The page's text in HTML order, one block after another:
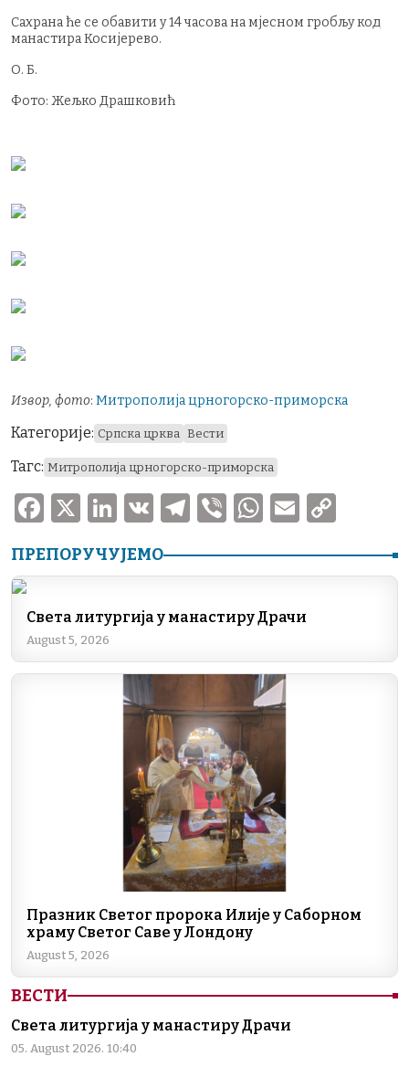
Сахрана ће се обавити у 14 часова на мјесном гробљу код
манастира Косијерево.
О. Б.
Фото: Жељко Драшковић
Извор, фото: Митрополија црногорско-приморска
Категорије: Српска црква Вести
Тагс: Митрополија црногорско-приморска
F
c
b
o
o
X
Li
k
dI
n
V
T
e
a
m
V
er
W
at
A
p
p
E
ai p
n
k
ПРЕПОРУЧУЈЕМО
Света литургија у манастиру Драчи
August 5, 2026
Празник Светог пророка Илије у Саборном
храму Светог Саве у Лондону
August 5, 2026
ВЕСТИ
Света литургија у манастиру Драчи
05. August 2026. 10:40